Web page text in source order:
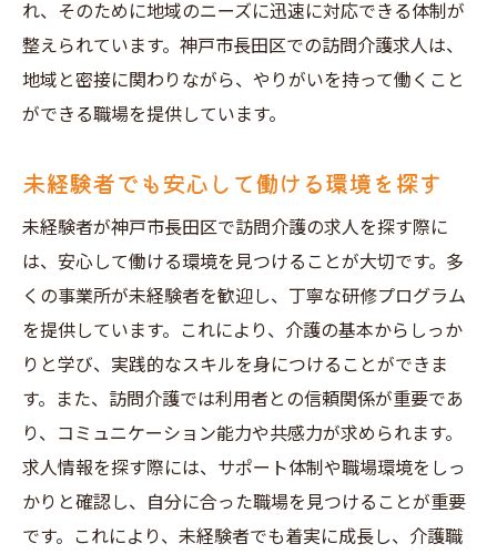
れ、そのために地域のニーズに迅速に対応できる体制が
整えられています。神戸市長田区での訪問介護求人は、
地域と密接に関わりながら、やりがいを持って働くこと
ができる職場を提供しています。
未経験者でも安心して働ける環境を探す
未経験者が神戸市長田区で訪問介護の求人を探す際に
は、安心して働ける環境を見つけることが大切です。多
くの事業所が未経験者を歓迎し、丁寧な研修プログラム
を提供しています。これにより、介護の基本からしっか
りと学び、実践的なスキルを身につけることができま
す。また、訪問介護では利用者との信頼関係が重要であ
り、コミュニケーション能力や共感力が求められます。
求人情報を探す際には、サポート体制や職場環境をしっ
かりと確認し、自分に合った職場を見つけることが重要
です。これにより、未経験者でも着実に成長し、介護職